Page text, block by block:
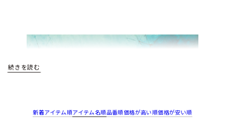
新着アイテム順アイテム名順品番順価格が高い順価格が安い順